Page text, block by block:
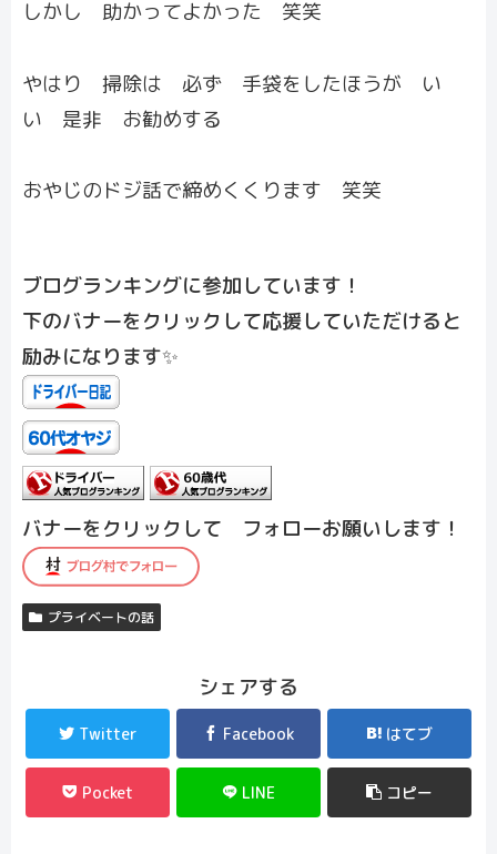
しかし 助かってよかった 笑笑
やはり 掃除は 必ず 手袋をしたほうが い
い 是非 お勧めする
おやじのドジ話で締めくくります 笑笑
ブログランキングに参加しています！
下のバナーをクリックして応援していただけると
励みになります✨
バナーをクリックして フォローお願いします！
プライベートの話
シェアする
Twitter Facebook はてブ
Pocket LINE コピー